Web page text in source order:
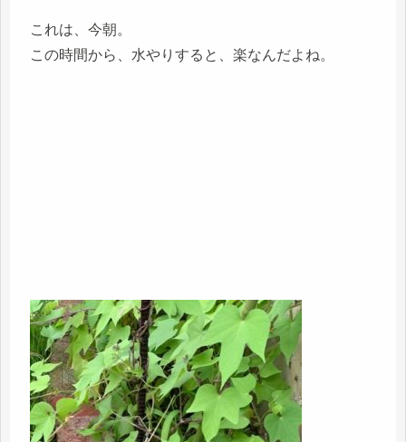
これは、今朝。
この時間から、水やりすると、楽なんだよね。